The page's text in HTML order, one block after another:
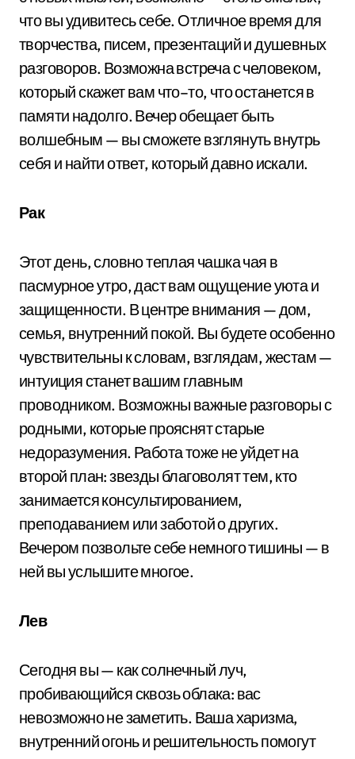
что вы удивитесь себе. Отличное время для
творчества, писем, презентаций и душевных
разговоров. Возможна встреча с человеком,
который скажет вам что–то, что останется в
памяти надолго. Вечер обещает быть
волшебным — вы сможете взглянуть внутрь
себя и найти ответ, который давно искали.
Рак
Этот день, словно теплая чашка чая в
пасмурное утро, даст вам ощущение уюта и
защищенности. В центре внимания — дом,
семья, внутренний покой. Вы будете особенно
чувствительны к словам, взглядам, жестам —
интуиция станет вашим главным
проводником. Возможны важные разговоры с
родными, которые прояснят старые
недоразумения. Работа тоже не уйдет на
второй план: звезды благоволят тем, кто
занимается консультированием,
преподаванием или заботой о других.
Вечером позвольте себе немного тишины — в
ней вы услышите многое.
Лев
Сегодня вы — как солнечный луч,
пробивающийся сквозь облака: вас
невозможно не заметить. Ваша харизма,
внутренний огонь и решительность помогут